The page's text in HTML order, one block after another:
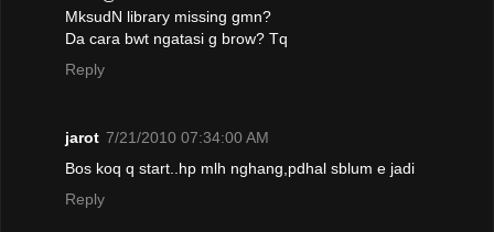
MksudN library missing gmn?
Da cara bwt ngatasi g brow? Tq
Reply
jarot 7/21/2010 07:34:00 AM
Bos koq q start..hp mlh nghang,pdhal sblum e jadi
Reply